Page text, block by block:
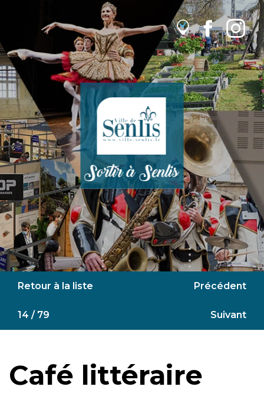
Retour à la liste Précédent
14 / 79 Suivant
Café littéraire